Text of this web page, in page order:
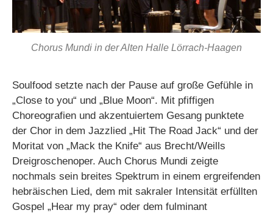
Chorus Mundi in der Alten Halle Lörrach-Haagen
Soulfood setzte nach der Pause auf große Gefühle in
„Close to you“ und „Blue Moon“. Mit pfiffigen
Choreografien und akzentuiertem Gesang punktete
der Chor in dem Jazzlied „Hit The Road Jack“ und der
Moritat von „Mack the Knife“ aus Brecht/Weills
Dreigroschenoper. Auch Chorus Mundi zeigte
nochmals sein breites Spektrum in einem ergreifenden
hebräischen Lied, dem mit sakraler Intensität erfüllten
Gospel „Hear my pray“ oder dem fulminant